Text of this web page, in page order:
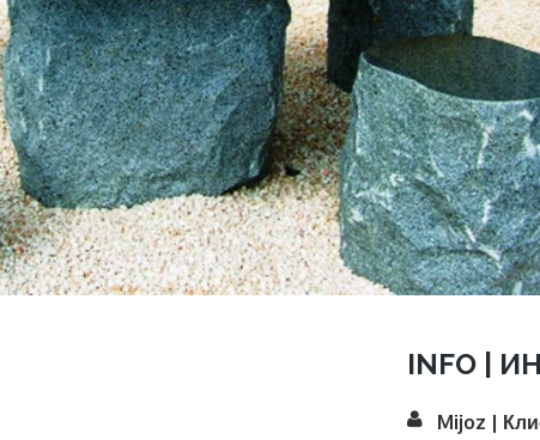
INFO |
Mijoz |